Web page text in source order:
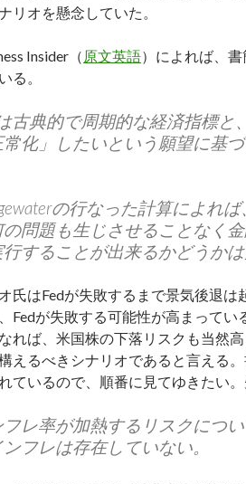
リオを懸念していた。
Insider（ 原文英語）によれば、
る。
古典的で周期的な経済指標と
常化」したいという願望に基
の行なった計算によれ
の問題も生じさせることなく
行することが出来るかどうかは
氏はFedが失敗するまで景気後退は
Fedが失敗する可能性が高まってい
れば、米国株の下落リスクも当然
えるべきシナリオであると言える
ているので、順番に見てゆきたい。
フレ率が加熱するリスクにつ
フレは存在していない。